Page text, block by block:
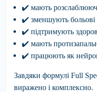
✔ мають
✔ зменшують больові
✔ підтримують
✔ мають
✔ працюють як
Завдяки формулі Full
виражено і комплексно.